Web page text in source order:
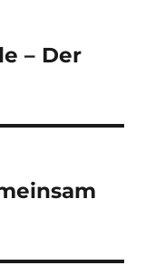
– Der